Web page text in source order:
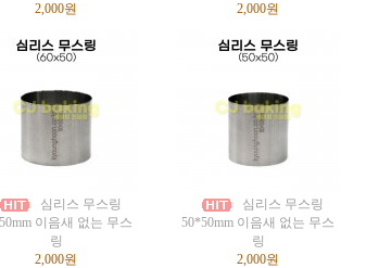
2,000원
2,000원
심리스 무스링
이음새 없는 무스
링
2,000원
심리스 무스링
50*50mm 이음새 없는 무스
링
2,000원